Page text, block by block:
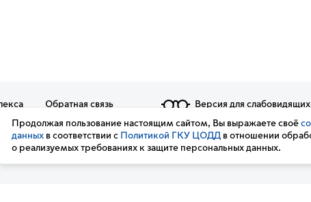
Обратная связь
Подписка на новости
Вакансии
Версия для слабовидящих
Продолжая пользование настоящим сайтом, Вы выражаете своё
данныхв соответствии с Политикой ГКУ ЦОДДв отношении
о реализуемых требованиях к защите персональных данных.